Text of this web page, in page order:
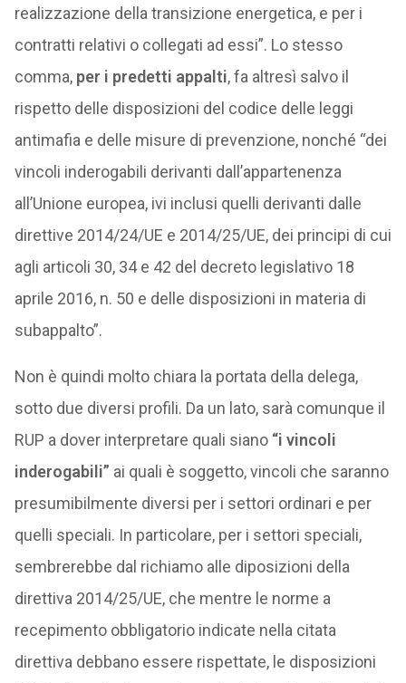
realizzazione della transizione energetica, e per i
contratti relativi o collegati ad essi”. Lo stesso
comma, per i predetti appalti, fa altresì salvo il
rispetto delle disposizioni del codice delle leggi
antimafia e delle misure di prevenzione, nonché “dei
vincoli inderogabili derivanti dall’appartenenza
all’Unione europea, ivi inclusi quelli derivanti dalle
direttive 2014/24/UE e 2014/25/UE, dei principi di cui
agli articoli 30, 34 e 42 del decreto legislativo 18
aprile 2016, n. 50 e delle disposizioni in materia di
subappalto”.
Non è quindi molto chiara la portata della delega,
sotto due diversi profili. Da un lato, sarà comunque il
RUP a dover interpretare quali siano “i vincoli
inderogabili” ai quali è soggetto, vincoli che saranno
presumibilmente diversi per i settori ordinari e per
quelli speciali. In particolare, per i settori speciali,
sembrerebbe dal richiamo alle diposizioni della
direttiva 2014/25/UE, che mentre le norme a
recepimento obbligatorio indicate nella citata
direttiva debbano essere rispettate, le disposizioni